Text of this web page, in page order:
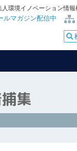
人環境イノベーション情報
ルマガジン配信中
集